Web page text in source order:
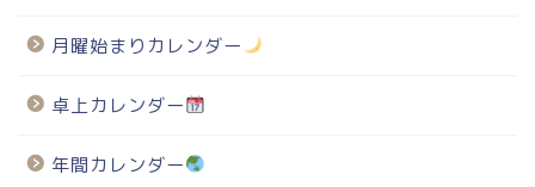
月曜始まりカレンダー
卓上カレンダー
年間カレンダー